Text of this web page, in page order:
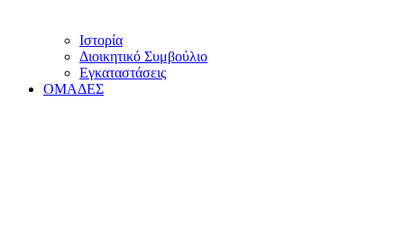
Ιστορία
Διοικητικό Συμβούλιο
Εγκαταστάσεις
ΟΜΑΔΕΣ